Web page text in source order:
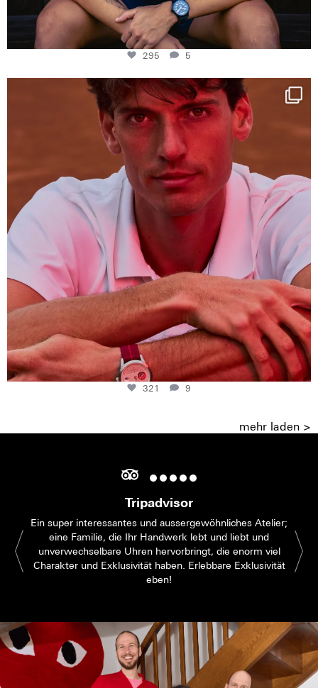
295 5
One last dance at home
This week at...
321
9
321 9
mehr laden >
Tripadvisor
Ein super interessantes und aussergewöhnliches Atelier;
eine Familie, die Ihr Handwerk lebt und liebt und
unverwechselbare Uhren hervorbringt, die enorm viel
Charakter und Exklusivität haben. Erlebbare Exklusivität
eben!